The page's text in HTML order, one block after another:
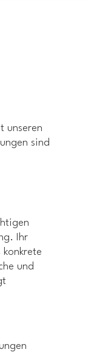
unseren
sind
Ihr
und